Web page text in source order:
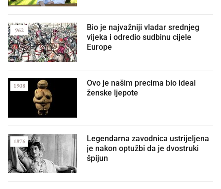
Bio je najvažniji vladar srednjeg
vijeka i odredio sudbinu cijele
Europe
962
Ovo je našim precima bio ideal
ženske ljepote
1908
Legendarna zavodnica ustrijeljena
je nakon optužbi da je dvostruki
špijun
1876